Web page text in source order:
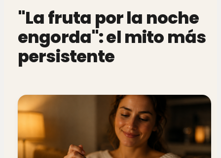
"La fruta por la noche
engorda": el mito más
persistente